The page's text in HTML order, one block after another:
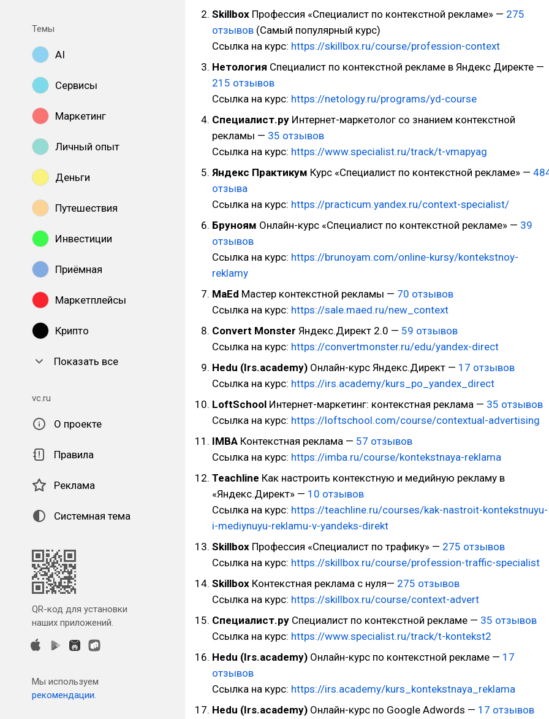
Темы
AI
Сервисы
Маркетинг
Личный опыт
Деньги
Путешествия
Инвестиции
Приёмная
Маркетплейсы
Крипто
Показать все
vc.ru
О проекте
Правила
Реклама
Системная тема
QR-код для установки
наших приложений.
Мы используем
рекомендации.
Skillbox Профессия «Специалист по контекстной рекламе» — 275
отзывов (Самый популярный курс)
Ссылка на курс: https://skillbox.ru/course/profession-context
Нетология Специалист по контекстной рекламе в Яндекс Директе —
215 отзывов
Ссылка на курс: https://netology.ru/programs/yd-course
Специалист.ру Интернет-маркетолог со знанием контекстной
рекламы — 35 отзывов
Ссылка на курс: https://www.specialist.ru/track/t-vmapyag
Яндекс Практикум Курс «Специалист по контекстной рекламе» —
отзыва
Ссылка на курс: https://practicum.yandex.ru/context-specialist/
Бруноям Онлайн-курс «Специалист по контекстной рекламе» — 39
отзывов
Ссылка на курс: https://brunoyam.com/online-kursy/kontekstnoy-
reklamy
MaEd Мастер контекстной рекламы — 70 отзывов
Ссылка на курс: https://sale.maed.ru/new_context
Convert Monster Яндекс.Директ 2.0 — 59 отзывов
Ссылка на курс: https://convertmonster.ru/edu/yandex-direct
Hedu (Irs.academy) Онлайн-курс Яндекс.Директ — 17 отзывов
Ссылка на курс: https://irs.academy/kurs_po_yandex_direct
LoftSchool Интернет-маркетинг: контекстная реклама — 35 отзывов
Ссылка на курс: https://loftschool.com/course/contextual-advertising
IMBA Контекстная реклама — 57 отзывов
Ссылка на курс: https://imba.ru/course/kontekstnaya-reklama
Teachline Как настроить контекстную и медийную рекламу в
«Яндекс.Директ» — 10 отзывов
Ссылка на курс: https://teachline.ru/courses/kak-nastroit-kontekstnuyu-
i-mediynuyu-reklamu-v-yandeks-direkt
Skillbox Профессия «Специалист по трафику» — 275 отзывов
Ссылка на курс: https://skillbox.ru/course/profession-traffic-specialist
Skillbox Контекстная реклама с нуля— 275 отзывов
Ссылка на курс: https://skillbox.ru/course/context-advert
Специалист.ру Специалист по контекстной рекламе — 35 отзывов
Ссылка на курс: https://www.specialist.ru/track/t-kontekst2
Hedu (Irs.academy) Онлайн-курс по контекстной рекламе — 17
отзывов
Ссылка на курс: https://irs.academy/kurs_kontekstnaya_reklama
Hedu (Irs.academy) Онлайн-курс по Google Adwords — 17 отзывов